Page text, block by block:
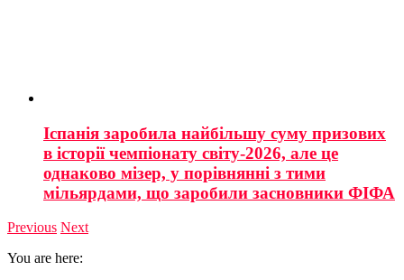
Іспанія заробила найбільшу суму призових
в історії чемпіонату світу-2026, але це
однаково мізер, у порівнянні з тими
мільярдами, що заробили засновники ФІФА
Previous Next
You are here: